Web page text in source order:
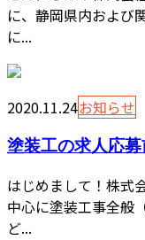
に、静岡県内および
に...
2020.11.24お知らせ
塗装工の求人応募
はじめまして！株式
中心に塗装工事全般
ど...